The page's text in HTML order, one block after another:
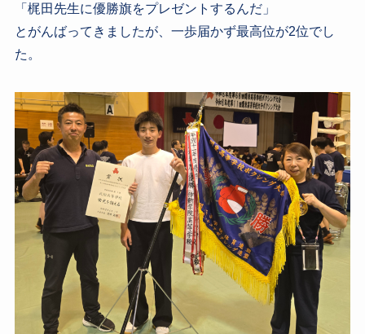
「梶田先生に優勝旗をプレゼントするんだ」
とがんばってきましたが、一歩届かず最高位が2位でし
た。